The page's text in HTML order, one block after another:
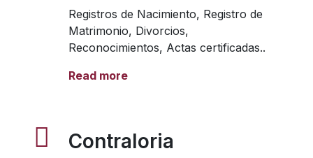
Registros de Nacimiento, Registro de
Matrimonio, Divorcios,
Reconocimientos, Actas certificadas..
Read more
Contraloria